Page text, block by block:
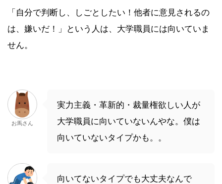
「自分で判断し、しごとしたい！他者に意見されるの
は、嫌いだ！」という人は、大学職員には向いていま
せん。
お馬さん
実力主義・革新的・裁量権欲しい人が
大学職員に向いていないんやな。僕は
向いていないタイプかも。。
向いてないタイプでも大丈夫なんで